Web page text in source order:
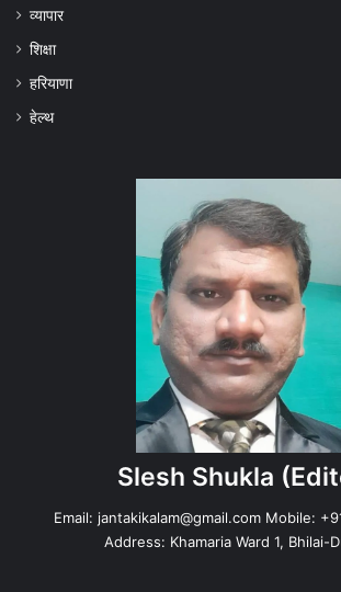
व्यापार
शिक्षा
हरियाणा
हेल्‍थ
Slesh Shukla
Email: jantakikalam@gmail.com Mobile:
Address: Khamaria Ward 1, Bhilai-